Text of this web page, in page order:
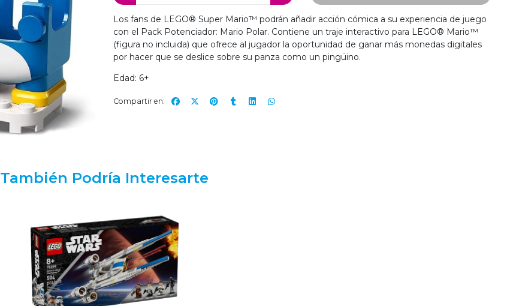
Los fans de LEGO® Super Mario™ podrán añadir acción cómica a su experiencia de juego
con el Pack Potenciador: Mario Polar. Contiene un traje interactivo para LEGO® Mario™
(figura no incluida) que ofrece al jugador la oportunidad de ganar más monedas digitales
por hacer que se deslice sobre su panza como un pingüino.
Edad: 6+
Compartir en:
También Podría Interesarte